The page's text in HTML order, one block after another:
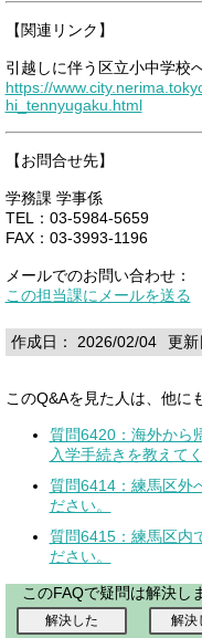
【関連リンク】
引越しに伴う区立小中学校
https://
hi_tennyugaku.html
【お問合せ先】
学務課 学事係
TEL：03-5984-5659
FAX：03-3993-1196
メールでのお問い合わせ：
この担当課にメールを送る
作成日： 2026/02/04 更
このQ&Aを見た人は、他に
質問6420：海外から
入学手続きを教えて
質問6414：練馬区外
ださい。
質問6415：練馬区内
ださい。
このFAQで疑問は解決し